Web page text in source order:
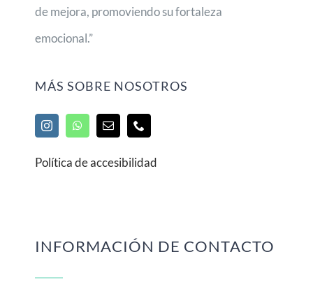
de mejora, promoviendo su fortaleza
emocional.”
MÁS SOBRE NOSOTROS
Política de accesibilidad
INFORMACIÓN DE CONTACTO